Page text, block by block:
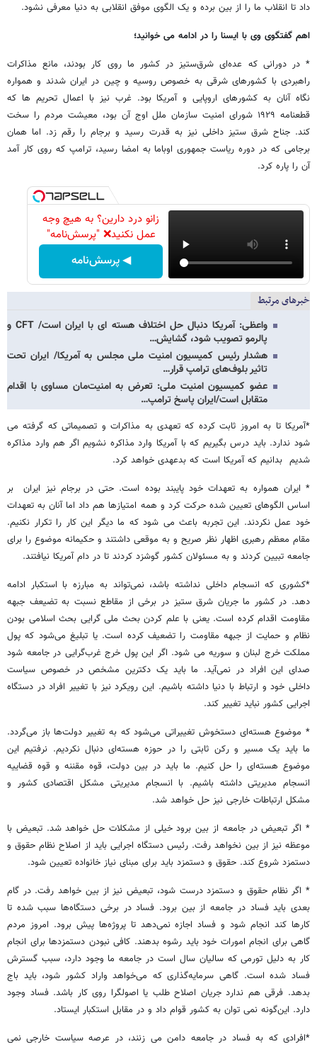
داد تا انقلاب ما را از بین برده و یک الگوی موفق انقلابی به دنیا معرفی نشود.
اهم گفتگوی وی با ایسنا را در ادامه می خوانید؛
* در دورانی که عده‌ای شرق‌ستیز در کشور ما روی کار بودند، مانع مذاکرات
راهبردی با کشورهای شرقی به خصوص روسیه و چین در ایران شدند و همواره
نگاه آنان به کشورهای اروپایی و آمریکا بود. غرب نیز با اعمال تحریم ها که
قطعنامه ۱۹۲۹ شورای امنیت سازمان ملل اوج آن بود، معیشت مردم را سخت
کند. جناح شرق ستیز داخلی نیز به قدرت رسید و برجام را رقم زد. اما همان
برجامی که در دوره ریاست جمهوری اوباما به امضا رسید، ترامپ که روی کار آمد
آن را پاره کرد.
زانو درد دارین؟ به هیچ وجه
عمل نکنید❌ "پرسش‌نامه"
◀ پرسش‌نامه
خبرهای مرتبط
واعظی: آمریکا دنبال حل اختلاف هسته ای با ایران است/ CFT و
پالرمو تصویب شود، گشایش…
هشدار رئیس کمیسیون امنیت ملی مجلس به آمریکا/ ایران تحت
تاثیر بلوف‌های ترامپ قرار…
عضو کمیسیون امنیت ملی: تعرض به امنیت‌مان مساوی با اقدام
متقابل است/ایران پاسخ ترامپ…
*آمریکا تا به امروز ثابت کرده که تعهدی به مذاکرات و تصمیماتی که گرفته می
شود ندارد. باید درس بگیریم که با آمریکا وارد مذاکره نشویم اگر هم وارد مذاکره
شدیم بدانیم که آمریکا است که بدعهدی خواهد کرد.
* ایران همواره به تعهدات خود پایبند بوده است. حتی در برجام نیز ایران بر
اساس الگوهای تعیین شده حرکت کرد و همه امتیازها هم داد اما آنان به تعهدات
خود عمل نکردند. این تجربه باعث می شود که ما دیگر این کار را تکرار نکنیم.
مقام معظم رهبری اظهار نظر صریح و به موقعی داشتند و حکیمانه موضوع را برای
جامعه تبیین کردند و به مسئولان کشور گوشزد کردند تا در دام آمریکا نیافتند.
*کشوری که انسجام داخلی نداشته باشد، نمی‌تواند به مبارزه با استکبار ادامه
دهد. در کشور ما جریان شرق ستیز در برخی از مقاطع نسبت به تضیعف جبهه
مقاومت اقدام کرده است. یعنی با علم کردن بحث ملی گرایی بحث اسلامی بودن
نظام و حمایت از جبهه مقاومت را تضعیف کرده است. یا تبلیغ می‌شود که پول
مملکت خرج لبنان و سوریه می شود. اگر این پول خرج غرب‌گرایی در جامعه شود
صدای این افراد در نمی‌آید. ما باید یک دکترین مشخص در خصوص سیاست
داخلی خود و ارتباط با دنیا داشته باشیم. این رویکرد نیز با تغییر افراد در دستگاه
اجرایی کشور نباید تغییر کند.
* موضوع هسته‌ای دستخوش تغییراتی می‌شود که به تغییر دولت‌ها باز می‌گردد.
ما باید یک مسیر و رکن ثابتی را در حوزه هسته‌ای دنبال نکردیم. نرفتیم این
موضوع هسته‌ای را حل کنیم. ما باید در بین دولت، قوه مقننه و قوه قضاییه
انسجام مدیریتی داشته باشیم. با انسجام مدیریتی مشکل اقتصادی کشور و
مشکل ارتباطات خارجی نیز حل خواهد شد.
* اگر تبعیض در جامعه از بین برود خیلی از مشکلات حل خواهد شد. تبعیض با
موعظه نیز از بین نخواهد رفت. رئیس دستگاه اجرایی باید از اصلاح نظام حقوق و
دستمزد شروع کند. حقوق و دستمزد باید برای مبنای نیاز خانواده تعیین شود.
* اگر نظام حقوق و دستمزد درست شود، تبعیض نیز از بین خواهد رفت. در گام
بعدی باید فساد در جامعه از بین برود. فساد در برخی دستگاه‌ها سبب شده تا
کارها کند انجام شود و فساد اجازه نمی‌دهد تا پروژه‌ها پیش برود. امروز مردم
گاهی برای انجام امورات خود باید رشوه بدهند. کافی نبودن دستمزدها برای انجام
کار به دلیل تورمی که سالیان سال است در جامعه ما وجود دارد، سبب گسترش
فساد شده است. گاهی سرمایه‌گذاری که می‌خواهد واراد کشور شود، باید باج
بدهد. فرقی هم ندارد جریان اصلاح طلب یا اصولگرا روی کار باشد. فساد وجود
دارد. این‌گونه نمی توان به کشور قوام داد و در مقابل استکبار ایستاد.
*افرادی که به فساد در جامعه دامن می زنند، در عرصه سیاست خارجی نمی